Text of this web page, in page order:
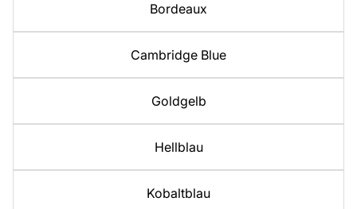
Bordeaux
Cambridge Blue
Goldgelb
Hellblau
Kobaltblau